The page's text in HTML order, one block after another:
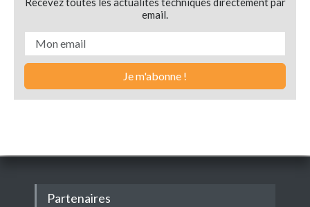
email.
Partenaires